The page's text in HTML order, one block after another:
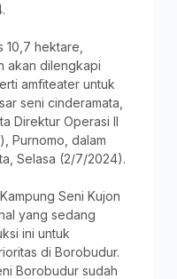
10,7 hektare,
akan dilengkapi
amfiteater untuk
seni cinderamata,
Direktur Operasi II
Purnomo, dalam
Selasa (2/7/2024).
Seni Kujon
yang sedang
ini untuk
di Borobudur.
Borobudur sudah